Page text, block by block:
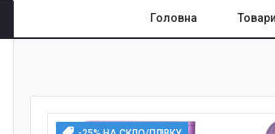
Головна